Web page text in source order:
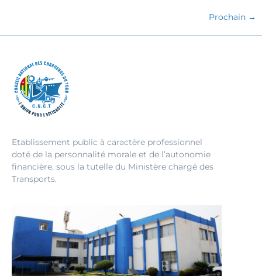
Prochain →
Etablissement public à caractère professionnel
doté de la personnalité morale et de l’autonomie
financière, sous la tutelle du Ministère chargé des
Transports.